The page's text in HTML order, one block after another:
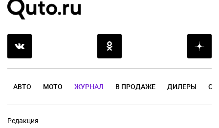
АВТО МОТО ЖУРНАЛ В ПРОДАЖЕ ДИЛЕРЫ
Редакция